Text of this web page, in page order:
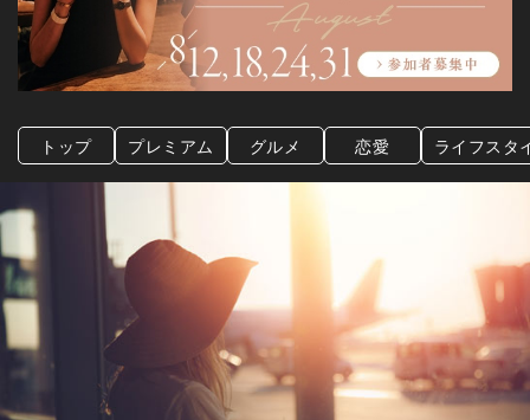
トップ プレミアム グルメ 恋愛 ライフスタ